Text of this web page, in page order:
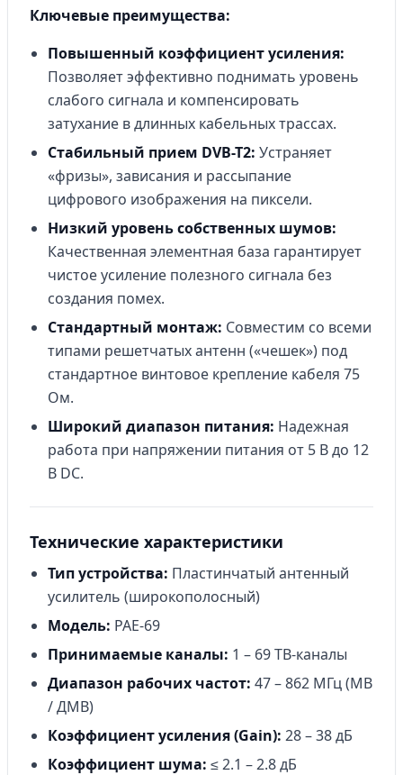
Ключевые преимущества:
Повышенный коэффициент усиления:
Позволяет эффективно поднимать уровень
слабого сигнала и компенсировать
затухание в длинных кабельных трассах.
Стабильный прием DVB-T2: Устраняет
«фризы», зависания и рассыпание
цифрового изображения на пиксели.
Низкий уровень собственных шумов:
Качественная элементная база гарантирует
чистое усиление полезного сигнала без
создания помех.
Стандартный монтаж: Совместим со всеми
типами решетчатых антенн («чешек») под
стандартное винтовое крепление кабеля 75
Ом.
Широкий диапазон питания: Надежная
работа при напряжении питания от 5 В до 12
В DC.
Технические характеристики
Тип устройства: Пластинчатый антенный
усилитель (широкополосный)
Модель: PAE-69
Принимаемые каналы: 1 – 69 ТВ-каналы
Диапазон рабочих частот: 47 – 862 МГц (МВ
/ ДМВ)
Коэффициент усиления (Gain): 28 – 38 дБ
Коэффициент шума: ≤ 2.1 – 2.8 дБ